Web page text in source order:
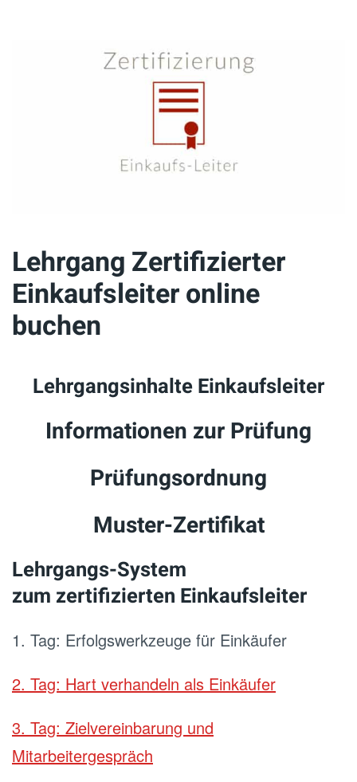
Lehrgang Zertifizierter
Einkaufsleiter online
buchen
Lehrgangsinhalte Einkaufsleiter
Informationen zur Prüfung
Prüfungsordnung
Muster-Zertifikat
Lehrgangs-System
zum zertifizierten Einkaufsleiter
1. Tag: Erfolgswerkzeuge für Einkäufer
2. Tag: Hart verhandeln als Einkäufer
3. Tag: Zielvereinbarung und
Mitarbeitergespräch